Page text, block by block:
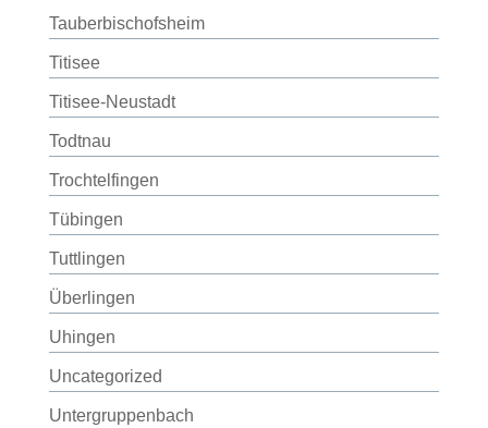
Tauberbischofsheim
Titisee
Titisee-Neustadt
Todtnau
Trochtelfingen
Tübingen
Tuttlingen
Überlingen
Uhingen
Uncategorized
Untergruppenbach